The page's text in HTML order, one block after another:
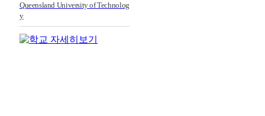
Queensland University of Technolog
y